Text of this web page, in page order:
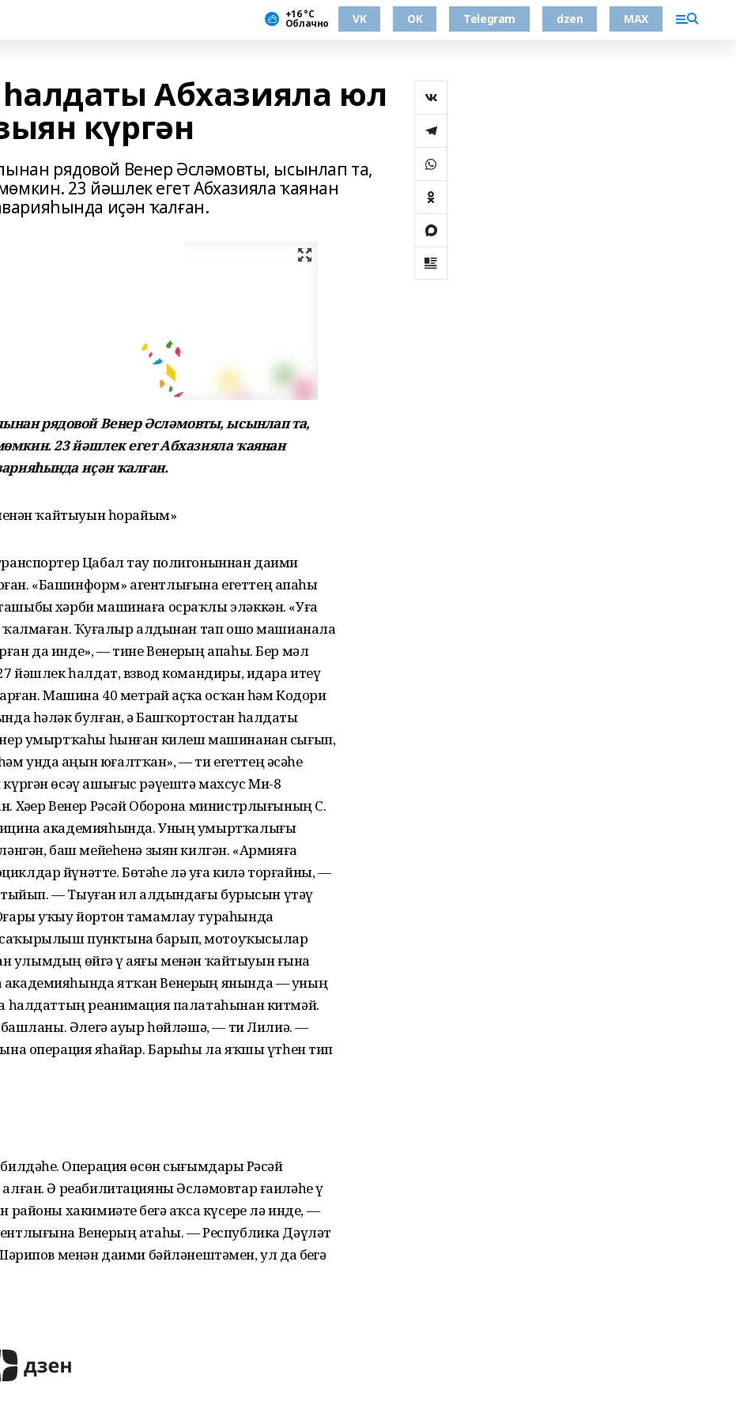
+16 °С
Облачно VK ОК Telegram dzen MAX
Абхазияла юл
күргән
рядовой Венер Әсләмовты, ысынлап та,
23 йәшлек егет Абхазияла ҡаянан
иҫән ҡалған.
рядовой Венер Әсләмовты, ысынлап та,
23 йәшлек егет Абхазияла ҡаянан
иҫән ҡалған.
менән ҡайтыуын һорайым»
Цабал тау полигоныннан даими
«Башинформ» агентлығына егеттең апаһы
хәрби машинаға осраҡлы эләккән. «Уға
ҡалмаған. Ҡуҙғалыр алдынан тап ошо машианала
да инде», — тине Венерҙың апаһы. Бер мәл
йәшлек һалдат, взвод командиры, идара итеү
Машина 40 метрҙай аҫҡа осҡан һәм Кодори
һәләк булған, ә Башҡортостан һалдаты
умыртҡаһы һынған килеш машинанан сығып,
унда аңын юғалтҡан», — ти егеттең әсәһе
өсәү ашығыс рәүештә махсус Ми-8
Хәҙер Венер Рәсәй Оборона министрлығының С.
академияһында. Уның умыртҡалығы
баш мейеһенә зыян килгән. «Армияға
йүнәтте. Бөтәһе лә уға килә торғайны, —
тыйып. — Тыуған ил алдындағы бурысын үтәү
уҡыу йортон тамамлау тураһында
пунктына барып, мотоуҡысылар
улымдың өйгә үҙ аяғы менән ҡайтыуын ғына
ятҡан Венерҙың янында — уның
һалдаттың реанимация палатаһынан китмәй.
башланы. Әлегә ауыр һөйләшә, — ти Лилиә. —
операция яһайҙар. Барыһы ла яҡшы үтһен тип
Операция өсөн сығымдарҙы Рәсәй
Ә реабилитацияны Әсләмовтар ғаиләһе үҙ
хакимиәте беҙгә аҡса күсерҙе лә инде, —
Венерҙың атаһы. — Республика Дәүләт
менән даими бәйләнештәмен, ул да беҙгә